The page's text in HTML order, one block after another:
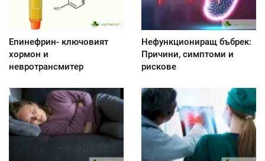
Епинефрин- ключовият
хормон и
невротрансмитер
Нефункциониращ бъбрек:
Причини, симптоми и
рискове